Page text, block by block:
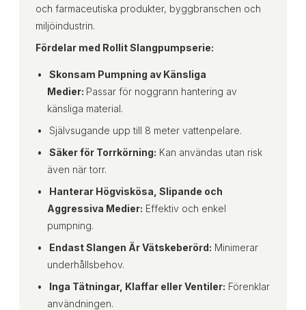
och farmaceutiska produkter, byggbranschen och
miljöindustrin.
Fördelar med Rollit Slangpumpserie:
Skonsam Pumpning av Känsliga
Medier: Passar för noggrann hantering av
känsliga material.
Självsugande upp till 8 meter vattenpelare.
Säker för Torrkörning: Kan användas utan risk
även när torr.
Hanterar Högviskösa, Slipande och
Aggressiva Medier: Effektiv och enkel
pumpning.
Endast Slangen Är Vätskeberörd: Minimerar
underhållsbehov.
Inga Tätningar, Klaffar eller Ventiler: Förenklar
användningen.